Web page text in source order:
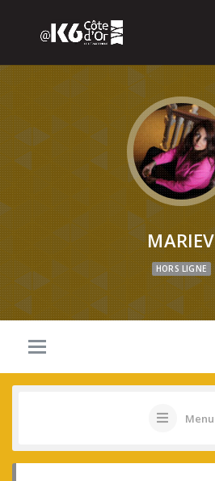
MARIEV
HORS LIGNE
Menu